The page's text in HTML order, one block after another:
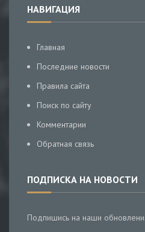
НАВИГАЦИЯ
Главная
Последние новости
Правила сайта
Поиск по сайту
Комментарии
Обратная связь
ПОДПИСКА НА НОВОСТИ
Подпишись на наши